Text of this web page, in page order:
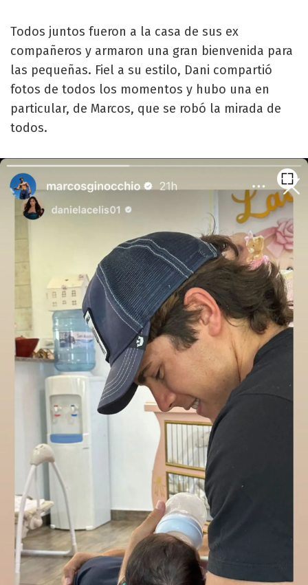
Todos juntos fueron a la casa de sus ex
compañeros y armaron una gran bienvenida para
las pequeñas. Fiel a su estilo, Dani compartió
fotos de todos los momentos y hubo una en
particular, de Marcos, que se robó la mirada de
todos.